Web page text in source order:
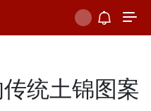
统土锦图案